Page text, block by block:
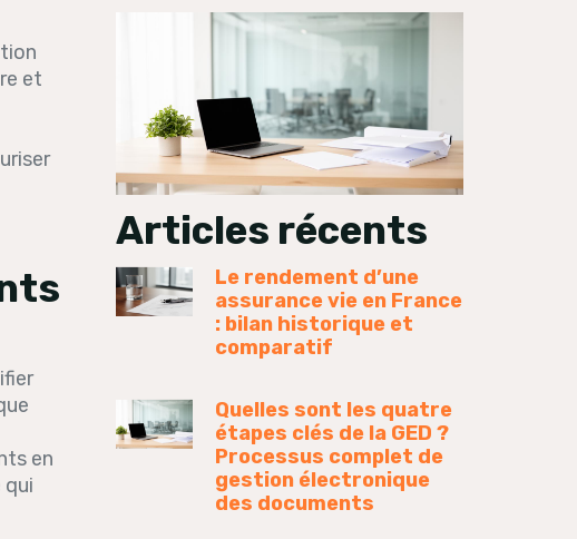
et
en
qui
Articles récents
Le rendement d’une
assurance vie en France
: bilan historique et
comparatif
Quelles sont les quatre
étapes clés de la GED ?
Processus complet de
gestion électronique
des documents